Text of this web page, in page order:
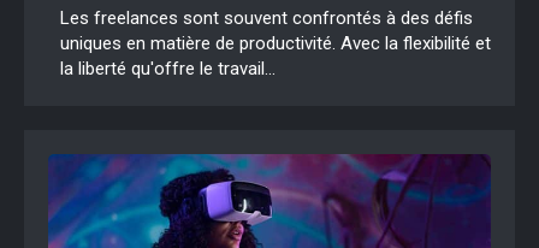
Les freelances sont souvent confrontés à des défis
uniques en matière de productivité. Avec la flexibilité et
la liberté qu'offre le travail...